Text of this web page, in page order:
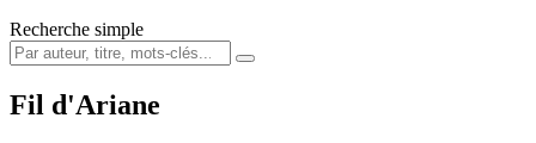
Recherche simple
Fil d'Ariane